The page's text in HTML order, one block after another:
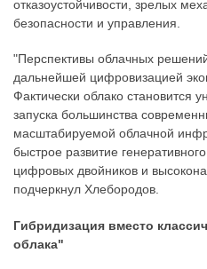
отказоустойчивости, зрелых
безопасности и управления.
"Перспективы облачных
дальнейшей цифровизацией
Фактически облако становится
запуска большинства
масштабируемой облачной
быстрое развитие
цифровых двойников и
подчеркнул Хлебородов.
Гибридизация вместо
облака"